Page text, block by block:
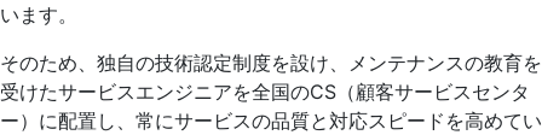
います。
そのため、独自の技術認定制度を設け、メンテナンスの教育を
受けたサービスエンジニアを全国のCS（顧客サービスセンタ
ー）に配置し、常にサービスの品質と対応スピードを高めてい